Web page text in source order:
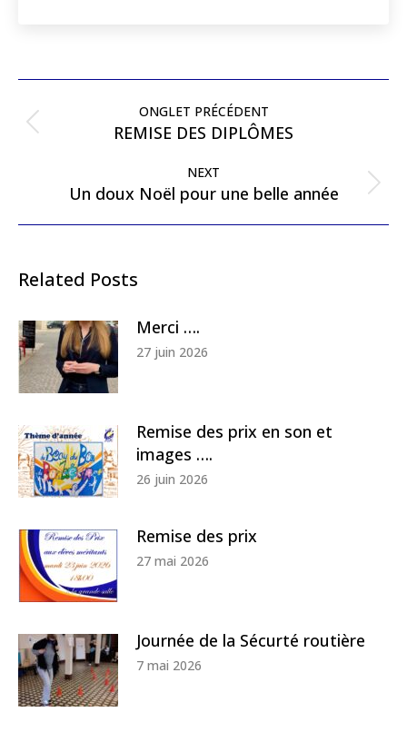
Post
navigation ONGLET PRÉCÉDENT
Previous
REMISE DES DIPLÔMES
NEXT
Next
Un doux Noël pour une belle année
Related Posts
Merci ….
27 juin 2026
Remise des prix en son et
images ….
26 juin 2026
Remise des prix
27 mai 2026
Journée de la Sécurté routière
7 mai 2026